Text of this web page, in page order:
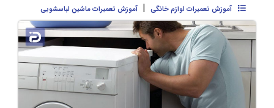
آموزش تعمیرات لوازم خانگی | آموزش تعمیرات ماشین لباسشویی